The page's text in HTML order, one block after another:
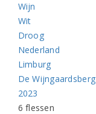
Wijn
Wit
Droog
Nederland
Limburg
De Wijngaardsberg
2023
6 flessen